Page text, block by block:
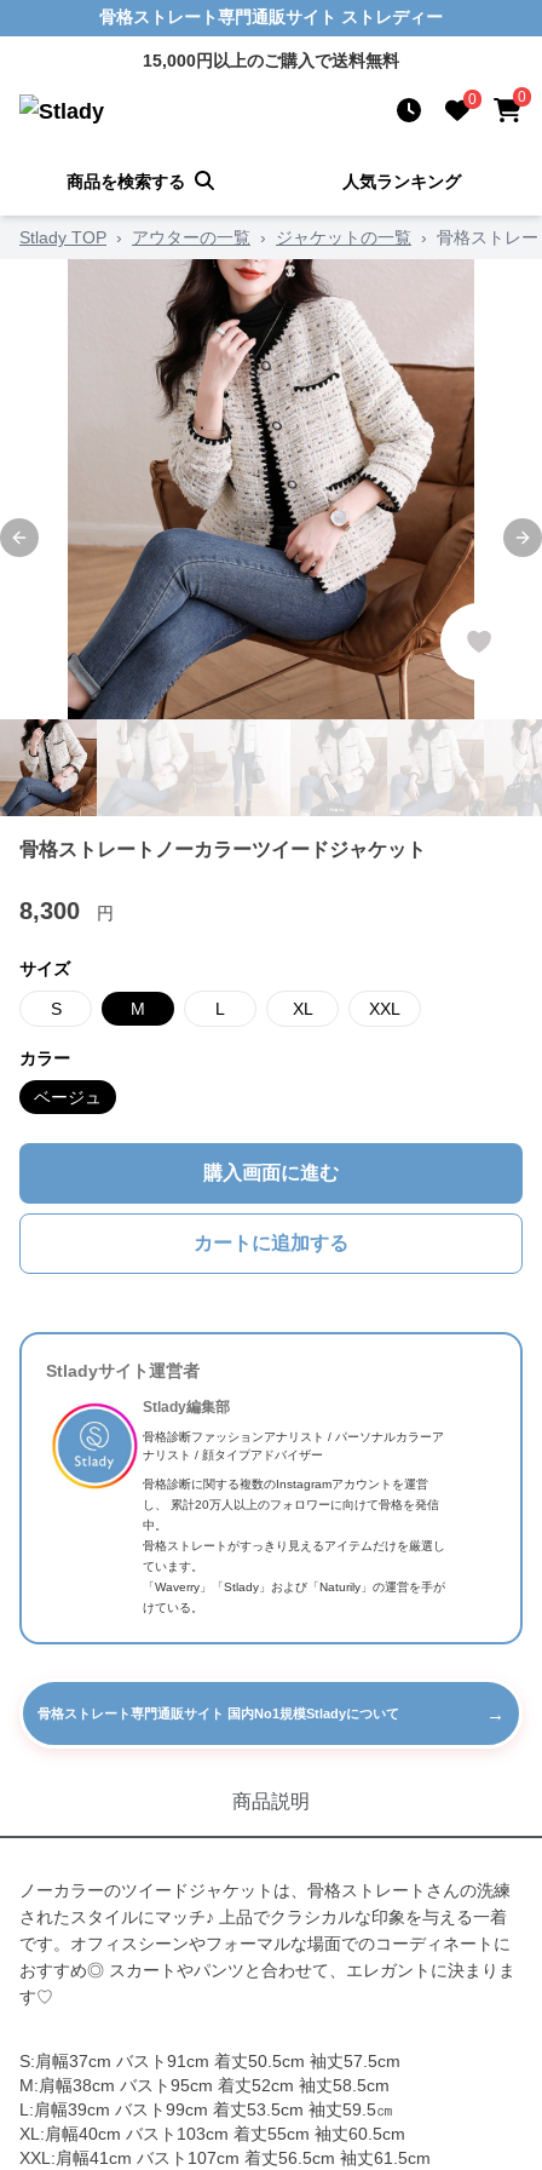
骨格ストレート専門通販サイト ストレディー
15,000円以上のご購入で送料無料
0 0
商品を検索する 人気ランキング
Stlady TOP › アウターの一覧 › ジャケットの一覧 › 骨格ストレ
Previous slide
骨格ストレートノーカラーツイードジャケット
8,300 円
サイズ
S M L XL XXL
カラー
ベージュ
購入画面に進む
カートに追加する
Stladyサイト運営者
Stlady編集部
骨格診断ファッションアナリスト / パーソナルカラーア
ナリスト / 顔タイプアドバイザー
骨格診断に関する複数のInstagramアカウントを運営
し、 累計20万人以上のフォロワーに向けて骨格を発信
中。
骨格ストレートがすっきり見えるアイテムだけを厳選し
ています。
「Waverry」「Stlady」および「Naturily」の運営を手が
けている。
骨格ストレート専門通販サイト 国内No1規模Stladyについて →
商品説明
ノーカラーのツイードジャケットは、骨格ストレートさんの洗練
されたスタイルにマッチ♪ 上品でクラシカルな印象を与える一着
です。オフィスシーンやフォーマルな場面でのコーディネートに
おすすめ◎ スカートやパンツと合わせて、エレガントに決まりま
す♡
S:肩幅37cm バスト91cm 着丈50.5cm 袖丈57.5cm
M:肩幅38cm バスト95cm 着丈52cm 袖丈58.5cm
L:肩幅39cm バスト99cm 着丈53.5cm 袖丈59.5㎝
XL:肩幅40cm バスト103cm 着丈55cm 袖丈60.5cm
XXL:肩幅41cm バスト107cm 着丈56.5cm 袖丈61.5cm